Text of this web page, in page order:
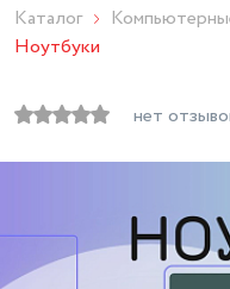
Каталог
Ноутбуки
нет